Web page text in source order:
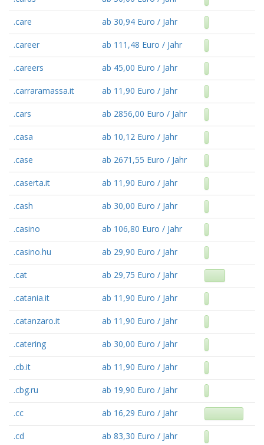
.care ab 30,94 Euro / Jahr
.career ab 111,48 Euro / Jahr
.careers ab 45,00 Euro / Jahr
.carraramassa.it ab 11,90 Euro / Jahr
.cars ab 2856,00 Euro / Jahr
.casa ab 10,12 Euro / Jahr
.case ab 2671,55 Euro / Jahr
.caserta.it ab 11,90 Euro / Jahr
.cash ab 30,00 Euro / Jahr
.casino ab 106,80 Euro / Jahr
.casino.hu ab 29,90 Euro / Jahr
.cat ab 29,75 Euro / Jahr
.catania.it ab 11,90 Euro / Jahr
.catanzaro.it ab 11,90 Euro / Jahr
.catering ab 30,00 Euro / Jahr
.cb.it ab 11,90 Euro / Jahr
.cbg.ru ab 19,90 Euro / Jahr
.cc ab 16,29 Euro / Jahr
.cd ab 83,30 Euro / Jahr